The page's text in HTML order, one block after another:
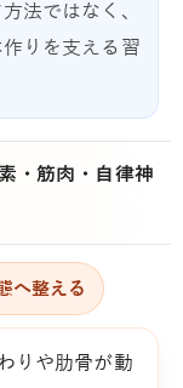
法ではなく、
りを支える習
・筋肉・自律神
へ整える
りや肋骨が動